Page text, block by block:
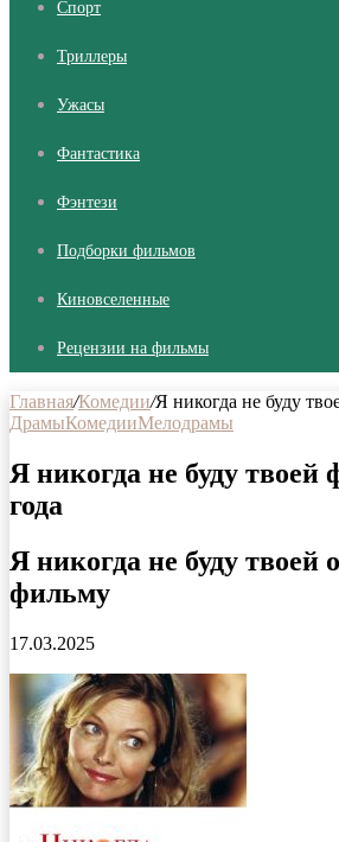
Cпорт
Триллеры
Ужасы
Фантастика
Фэнтези
Подборки фильмов
Киновселенные
Рецензии на фильмы
Главная/Комедии/Я никогда не буду
ДрамыКомедииМелодрамы
Я никогда не буду твоей
года
Я никогда не буду твоей
фильму
17.03.2025